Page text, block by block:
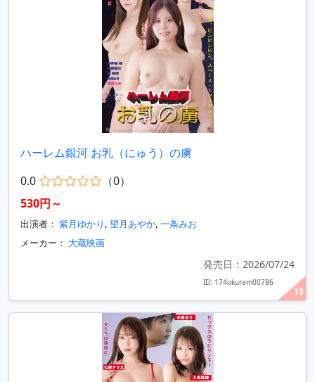
15
ハーレム銀河 お乳（にゅう）の虜
0.0
（0）
530円～
出演者： 紫月ゆかり , 望月あやか, 一条みお
メーカー： 大蔵映画
発売日：2026/07/24
ID: 174okuram00786